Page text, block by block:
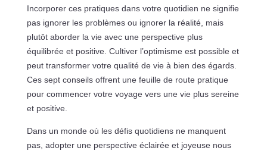
Incorporer ces pratiques dans votre quotidien ne signifie
pas ignorer les problèmes ou ignorer la réalité, mais
plutôt aborder la vie avec une perspective plus
équilibrée et positive. Cultiver l’optimisme est possible et
peut transformer votre qualité de vie à bien des égards.
Ces sept conseils offrent une feuille de route pratique
pour commencer votre voyage vers une vie plus sereine
et positive.
Dans un monde où les défis quotidiens ne manquent
pas, adopter une perspective éclairée et joyeuse nous